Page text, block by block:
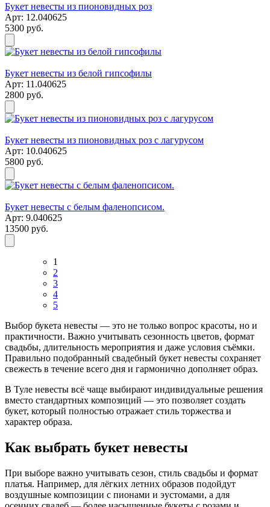
Букет невесты из пионовидных роз
Арт: 12.040625
5300 руб.
Букет невесты из белой гипсофилы
Арт: 11.040625
2800 руб.
Букет невесты из пионовидных роз с лагурусом
Арт: 10.040625
5800 руб.
Букет невесты с белым фаленопсисом.
Арт: 9.040625
13500 руб.
1
2
3
4
5
Выбор букета невесты — это не только вопрос красоты, но и
практичности. Важно учитывать сезонность цветов, формат
свадьбы, длительность мероприятия и даже условия съёмки.
Правильно подобранный свадебный букет невесты сохраняет
свежесть в течение всего дня и гармонично дополняет образ.
В Туле невесты всё чаще выбирают индивидуальные решения
вместо стандартных композиций — это позволяет создать
букет, который полностью отражает стиль торжества и
характер образа.
Как выбрать букет невесты
При выборе важно учитывать сезон, стиль свадьбы и формат
платья. Например, для лёгких летних образов подойдут
воздушные композиции с пионами и эустомами, а для